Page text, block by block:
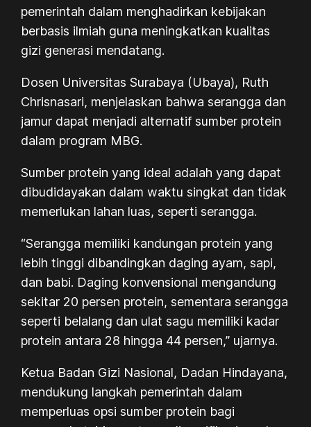
pemerintah dalam menghadirkan kebijakan
berbasis ilmiah guna meningkatkan kualitas
gizi generasi mendatang.
Dosen Universitas Surabaya (Ubaya), Ruth
Chrisnasari, menjelaskan bahwa serangga dan
jamur dapat menjadi alternatif sumber protein
dalam program MBG.
Sumber protein yang ideal adalah yang dapat
dibudidayakan dalam waktu singkat dan tidak
memerlukan lahan luas, seperti serangga.
“Serangga memiliki kandungan protein yang
lebih tinggi dibandingkan daging ayam, sapi,
dan babi. Daging konvensional mengandung
sekitar 20 persen protein, sementara serangga
seperti belalang dan ulat sagu memiliki kadar
protein antara 28 hingga 44 persen,” ujarnya.
Ketua Badan Gizi Nasional, Dadan Hindayana,
mendukung langkah pemerintah dalam
memperluas opsi sumber protein bagi